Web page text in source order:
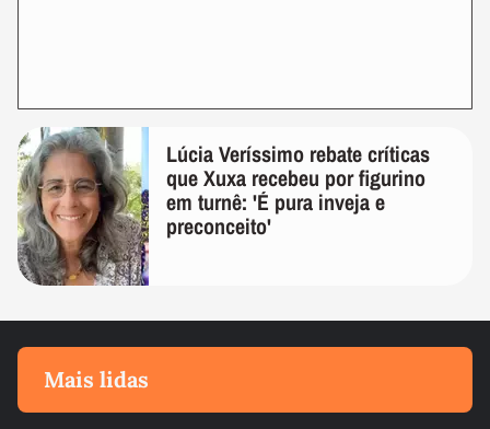
Lúcia Veríssimo rebate críticas
que Xuxa recebeu por figurino
em turnê: 'É pura inveja e
preconceito'
Mais lidas